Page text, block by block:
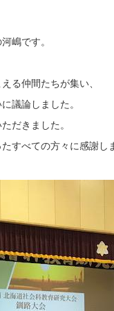
嶋です。
る仲間たちが集い、
議論しました。
だきました。
すべての方々に感謝し